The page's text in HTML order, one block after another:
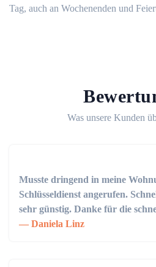
Tag, auch an Wochenenden und
Was unsere Kunden
Musste dringend in meine
Schlüsseldienst angerufen.
sehr günstig. Danke für die
Daniela Linz